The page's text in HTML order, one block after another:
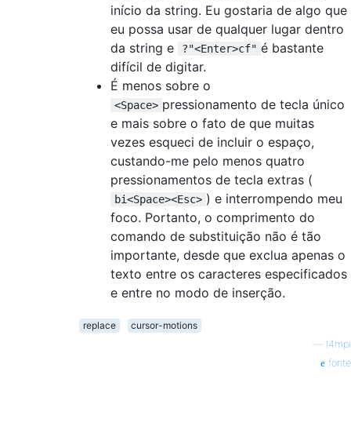
início da string. Eu gostaria de algo que
eu possa usar de qualquer lugar dentro
da string e
?"<Enter>cf" é bastante
difícil de digitar.
É menos sobre o
<Space> pressionamento de tecla único
e mais sobre o fato de que muitas
vezes esqueci de incluir o espaço,
custando-me pelo menos quatro
pressionamentos de tecla extras (
bi<Space><Esc> ) e interrompendo meu
foco. Portanto, o comprimento do
comando de substituição não é tão
importante, desde que exclua apenas o
texto entre os caracteres especificados
e entre no modo de inserção.
replace
cursor-motions
l4mpi
fonte